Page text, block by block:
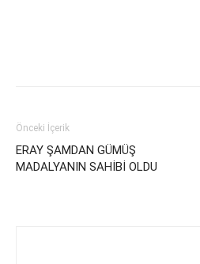
Önceki İçerik
ERAY ŞAMDAN GÜMÜŞ
MADALYANIN SAHİBİ OLDU